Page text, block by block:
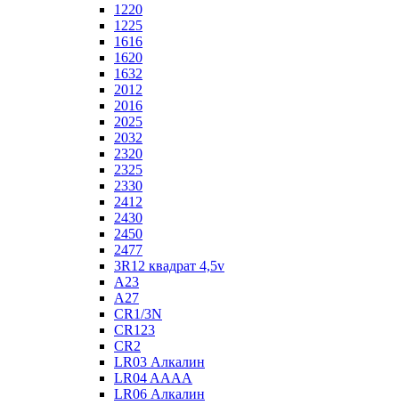
1220
1225
1616
1620
1632
2012
2016
2025
2032
2320
2325
2330
2412
2430
2450
2477
3R12 квадрат 4,5v
A23
A27
CR1/3N
CR123
CR2
LR03 Алкалин
LR04 AAAA
LR06 Алкалин